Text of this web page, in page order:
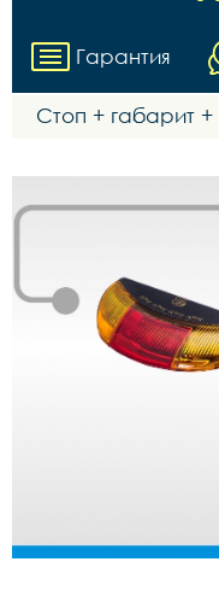
Гарантия
Стоп + габарит +